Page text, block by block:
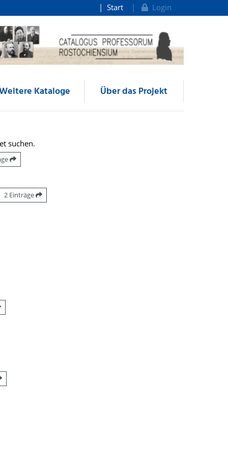
Start Login
Kataloge Über das Projekt
suchen.
2 Einträge